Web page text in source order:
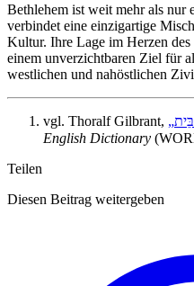
Bethlehem ist weit mehr als nur
verbindet eine einzigartige
Kultur. Ihre Lage im Herzen
einem unverzichtbaren Ziel für
westlichen und nahöstlichen
vgl. Thoralf Gilbrant,
English Dictionary
Teilen
Diesen Beitrag weitergeben